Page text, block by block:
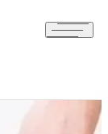
メニュ